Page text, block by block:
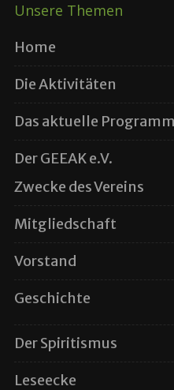
Unsere Themen
Home
Die Aktivitäten
Das aktuelle Programm
Der GEEAK e.V.
Zwecke des Vereins
Mitgliedschaft
Vorstand
Geschichte
Der Spiritismus
Leseecke